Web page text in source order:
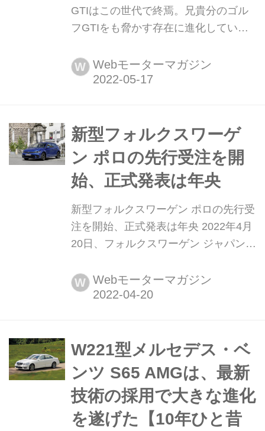
GTIはこの世代で終焉。兄貴分のゴル
フGTIをも脅かす存在に進化していた
れていた新型ポロGTIに、本国ドイツ
でようやく試乗する機会を得た。現行
を受けた。(Motor Magazine2022年6月
号より)
W Webモーターマガジン
新型フォルクスワーゲ
ン ポロの先行受注を開
始、正式発表は年央
新型フォルクスワーゲン ポロの先行受
注を開始、正式発表は年央 2022年4月
20日、フォルクスワーゲン ジャパンは
の先行受注を正規ディーラーで開始し
た。これにあわせて、6月22日までに
展開する。
W Webモーターマガジン
W221型メルセデス・ベ
ンツ S65 AMGは、最新
技術の採用で大きな進化
を遂げた【10年ひと昔